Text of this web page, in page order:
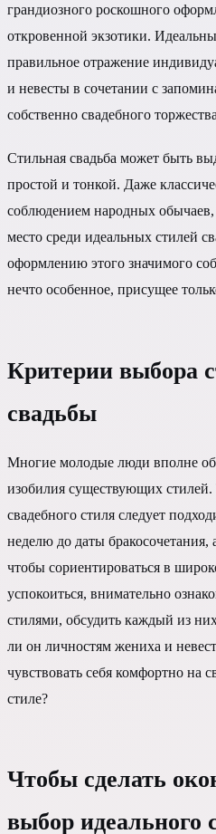
грандиозного роскошного
откровенной экзотики.
правильное отражение
и невесты в сочетании с
собственно свадебного
Стильная свадьба может быть
простой и тонкой. Даже
соблюдением народных обычаев,
место среди идеальных стилей
оформлению этого значимого
нечто особенное, присущее
Критерии выбора
свадьбы
Многие молодые люди вполне
изобилия существующих
свадебного стиля следует
неделю до даты
чтобы сориентироваться в
успокоиться, внимательно
стилями, обсудить каждый из
ли он личностям жениха и
чувствовать себя комфортно на
стиле?
Чтобы сделать
выбор идеального